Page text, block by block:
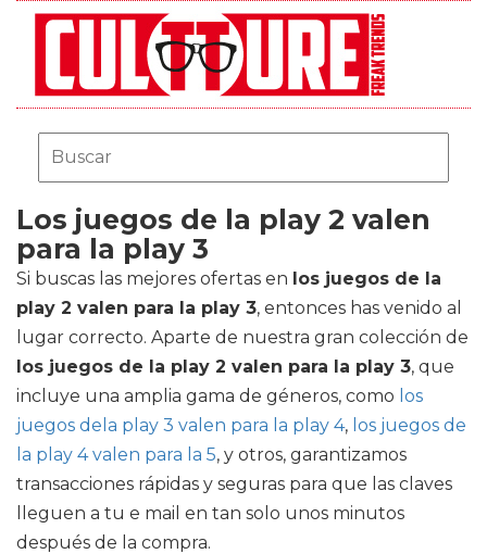
Los juegos de la play 2 valen
para la play 3
Si buscas las mejores ofertas en los juegos de la
play 2 valen para la play 3, entonces has venido al
lugar correcto. Aparte de nuestra gran colección de
los juegos de la play 2 valen para la play 3, que
incluye una amplia gama de géneros, como los
juegos dela play 3 valen para la play 4, los juegos de
la play 4 valen para la 5, y otros, garantizamos
transacciones rápidas y seguras para que las claves
lleguen a tu e mail en tan solo unos minutos
después de la compra.